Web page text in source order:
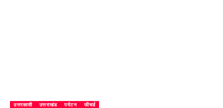
उत्तरकाशी उत्तराखंड पर्यटन फीचर्ड